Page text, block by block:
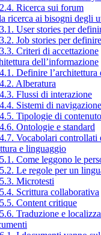
Ricerca sui forum
ricerca ai bisogni degli
User stories per
Job stories per
Criteri di accettazione
dell’informazione
Definire l’architettura
Alberatura
Flussi di interazione
Sistemi di navigazione
Tipologie di
Ontologie e standard
Vocabolari controllati
e linguaggio
Come leggono le
Le regole per un
Microtesti
Scrittura collaborativa
Content critique
Traduzione e